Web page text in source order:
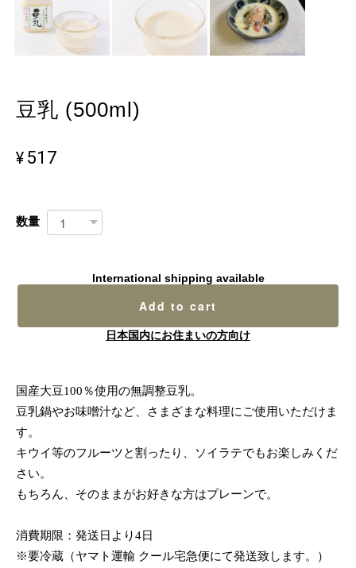
豆乳 (500ml)
¥517
数量
International shipping available
Add to cart
日本国内にお住まいの方向け
国産大豆100％使用の無調整豆乳。
豆乳鍋やお味噌汁など、さまざまな料理にご使用いただけま
す。
キウイ等のフルーツと割ったり、ソイラテでもお楽しみくだ
さい。
もちろん、そのままがお好きな方はプレーンで。
消費期限：発送日より4日
※要冷蔵（ヤマト運輸 クール宅急便にて発送致します。）